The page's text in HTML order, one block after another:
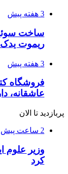
3 هفته پیش
ریموت یدک 207
3 هفته پیش
عاشقانه،
پربازدید تا الان
2 ساعت پیش
وزیر علوم
کرد